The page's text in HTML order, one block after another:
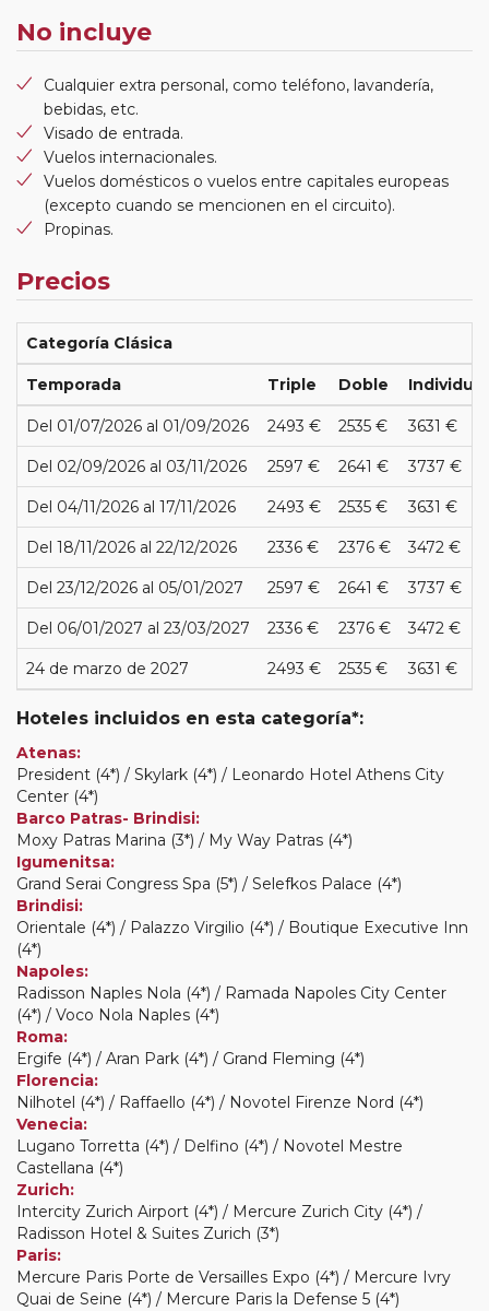
No incluye
Cualquier extra personal, como teléfono, lavandería,
bebidas, etc.
Visado de entrada.
Vuelos internacionales.
Vuelos domésticos o vuelos entre capitales europeas
(excepto cuando se mencionen en el circuito).
Propinas.
Precios
Categoría Clásica
Temporada Triple Doble Individual
Del 01/07/2026 al 01/09/2026 2493 € 2535 € 3631 €
Del 02/09/2026 al 03/11/2026 2597 € 2641 € 3737 €
Del 04/11/2026 al 17/11/2026 2493 € 2535 € 3631 €
Del 18/11/2026 al 22/12/2026 2336 € 2376 € 3472 €
Del 23/12/2026 al 05/01/2027 2597 € 2641 € 3737 €
Del 06/01/2027 al 23/03/2027 2336 € 2376 € 3472 €
24 de marzo de 2027 2493 € 2535 € 3631 €
Hoteles incluidos en esta categoría*:
Atenas:
President (4*) / Skylark (4*) / Leonardo Hotel Athens City
Center (4*)
Barco Patras- Brindisi:
Moxy Patras Marina (3*) / My Way Patras (4*)
Igumenitsa:
Grand Serai Congress Spa (5*) / Selefkos Palace (4*)
Brindisi:
Orientale (4*) / Palazzo Virgilio (4*) / Boutique Executive Inn
(4*)
Napoles:
Radisson Naples Nola (4*) / Ramada Napoles City Center
(4*) / Voco Nola Naples (4*)
Roma:
Ergife (4*) / Aran Park (4*) / Grand Fleming (4*)
Florencia:
Nilhotel (4*) / Raffaello (4*) / Novotel Firenze Nord (4*)
Venecia:
Lugano Torretta (4*) / Delfino (4*) / Novotel Mestre
Castellana (4*)
Zurich:
Intercity Zurich Airport (4*) / Mercure Zurich City (4*) /
Radisson Hotel & Suites Zurich (3*)
Paris:
Mercure Paris Porte de Versailles Expo (4*) / Mercure Ivry
Quai de Seine (4*) / Mercure Paris la Defense 5 (4*)